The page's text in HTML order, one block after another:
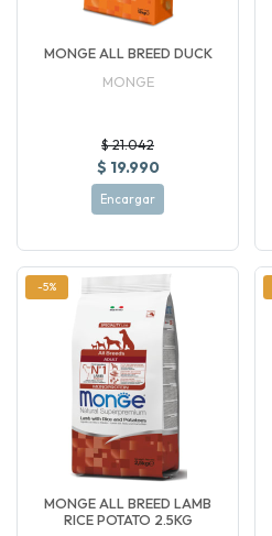
MONGE ALL BREED DUCK
MONGE
$ 21.042
$ 19.990
Encargar
-5%
MONGE ALL BREED LAMB
RICE POTATO 2.5KG